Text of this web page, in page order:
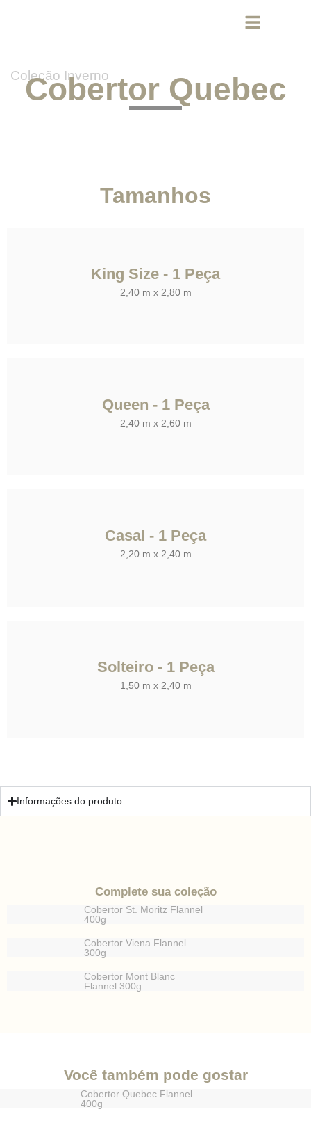
Coleção Inverno
Cobertor Quebec
Tamanhos
King Size - 1 Peça
2,40 m x 2,80 m
Queen - 1 Peça
2,40 m x 2,60 m
Casal - 1 Peça
2,20 m x 2,40 m
Solteiro - 1 Peça
1,50 m x 2,40 m
Informações do produto
Complete sua coleção
Cobertor St. Moritz Flannel
400g
Cobertor Viena Flannel
300g
Cobertor Mont Blanc
Flannel 300g
Você também pode gostar
Cobertor Quebec Flannel
400g